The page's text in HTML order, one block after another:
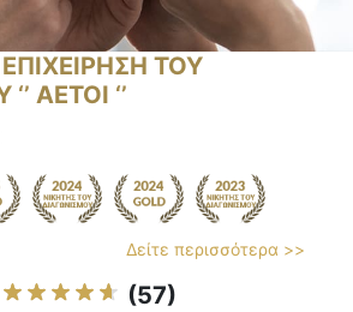
ΤΟΥ
ΑΕΤΟΙ ‘’
Δείτε περισσότερα >>
(57)